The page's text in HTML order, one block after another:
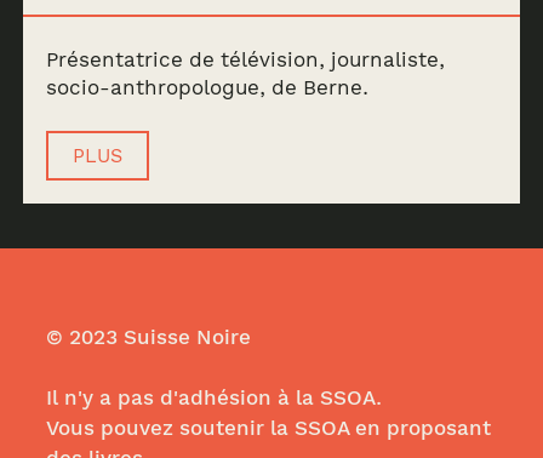
Présentatrice de télévision, journaliste,
socio-anthropologue, de Berne.
PLUS
© 2023 Suisse Noire
Il n'y a pas d'adhésion à la SSOA.
Vous pouvez soutenir la SSOA en proposant